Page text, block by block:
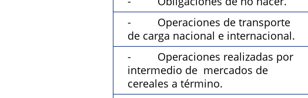
- Operaciones de transporte
de carga nacional e internacional.
- Operaciones realizadas por
intermedio de mercados de
cereales a término.